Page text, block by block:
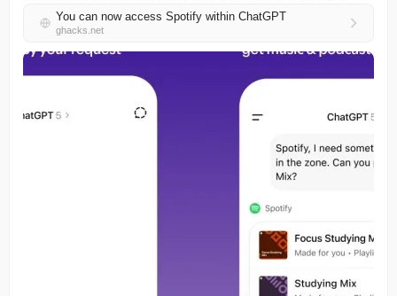
You can now access Spotify within ChatGPT
ghacks.net